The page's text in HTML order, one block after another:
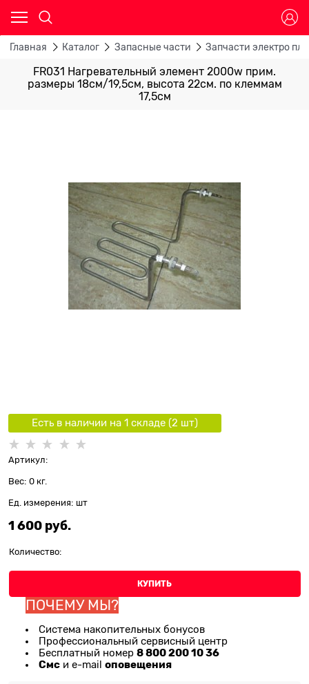
Главная Каталог Запасные части Запчасти электро
FR031 Нагревательный элемент 2000w прим.
размеры 18см/19,5см, высота 22см. по клеммам
17,5см
Есть в наличии на 1 складe (2 шт)
Артикул:
Вес: 0 кг.
Ед. измерения: шт
1 600 руб.
Количество:
КУПИТЬ
ПОЧЕМУ МЫ?
Система накопительных бонусов
Профессиональный сервисный центр
Бесплатный номер 8 800 200 10 36
Смс и e-mail оповещения